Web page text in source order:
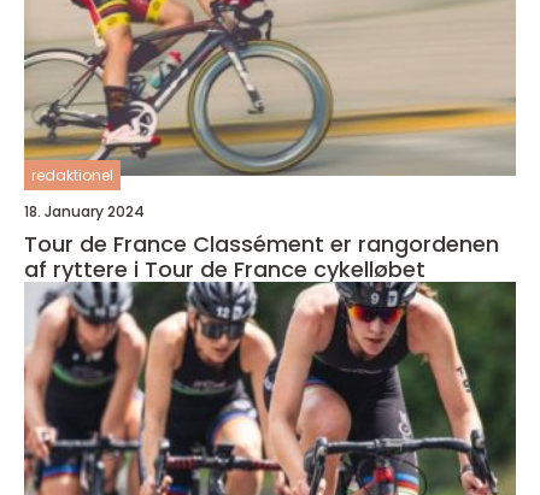
redaktionel
18. January 2024
Tour de France Classément er rangordenen
af ryttere i Tour de France cykelløbet